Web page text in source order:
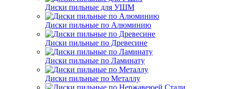
Диски пильные для УШМ
Диски пильные по Алюминию
Диски пильные по Древесине
Диски пильные по Ламинату
Диски пильные по Металлу